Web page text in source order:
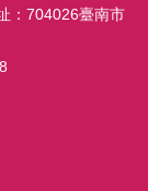
：704026臺南市